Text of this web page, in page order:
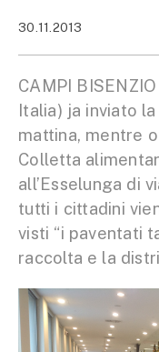
30.11.2013
CAMPI
Italia) ja inviato
mattina, mentre
Colletta
all’Esselunga di
tutti i cittadini
visti “i paventati
raccolta e la